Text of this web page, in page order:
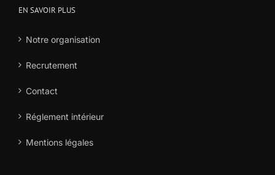
EN SAVOIR PLUS
Notre organisation
Recrutement
Contact
Réglement intérieur
Mentions légales